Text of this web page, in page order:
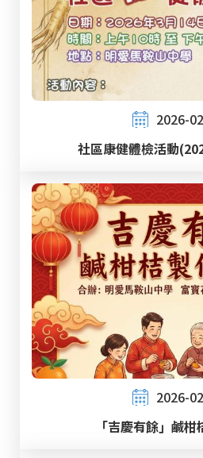
2026-
社區康健體檢活動
2026-
「吉慶有餘」鹹